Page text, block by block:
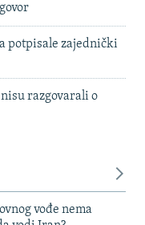
potpisale zajednički
razgovarali o
vođe nema